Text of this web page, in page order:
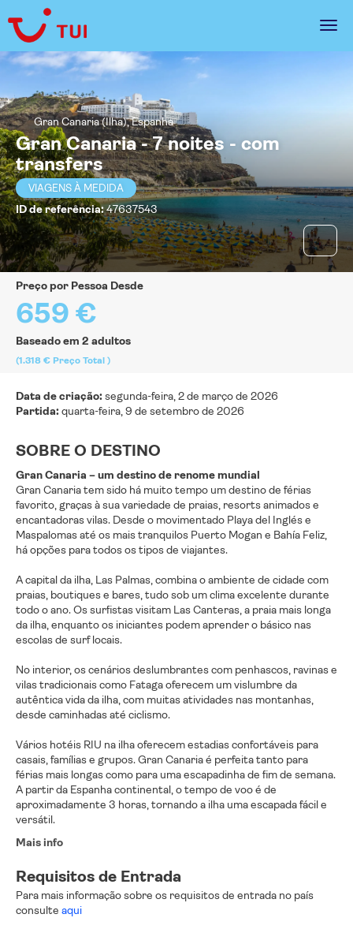
Gran Canaria (Ilha), Espanha
Gran Canaria - 7 noites - com
transfers
VIAGENS À MEDIDA
ID de referência:47637543
Preço por Pessoa Desde
659 €
Baseado em 2 adultos
(1.318 € Preço Total )
Data de criação:segunda-feira, 2 de março de 2026
Partida:quarta-feira, 9 de setembro de 2026
SOBRE O DESTINO
Gran Canaria – um destino de renome mundial
Gran Canaria tem sido há muito tempo um destino de férias
favorito, graças à sua variedade de praias, resorts animados e
encantadoras vilas. Desde o movimentado Playa del Inglés e
Maspalomas até os mais tranquilos Puerto Mogan e Bahía Feliz,
há opções para todos os tipos de viajantes.
A capital da ilha, Las Palmas, combina o ambiente de cidade com
praias, boutiques e bares, tudo sob um clima excelente durante
todo o ano. Os surfistas visitam Las Canteras, a praia mais longa
da ilha, enquanto os iniciantes podem aprender o básico nas
escolas de surf locais.
No interior, os cenários deslumbrantes com penhascos, ravinas e
vilas tradicionais como Fataga oferecem um vislumbre da
autêntica vida da ilha, com muitas atividades nas montanhas,
desde caminhadas até ciclismo.
Vários hotéis RIU na ilha oferecem estadias confortáveis para
casais, famílias e grupos. Gran Canaria é perfeita tanto para
férias mais longas como para uma escapadinha de fim de semana.
A partir da Espanha continental, o tempo de voo é de
aproximadamente 3 horas, tornando a ilha uma escapada fácil e
versátil.
Mais info
Requisitos de Entrada
Para mais informação sobre os requisitos de entrada no país
consulte aqui